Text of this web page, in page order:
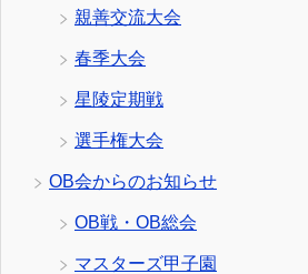
親善交流大会
春季大会
星陵定期戦
選手権大会
OB会からのお知らせ
OB戦・OB総会
マスターズ甲子園